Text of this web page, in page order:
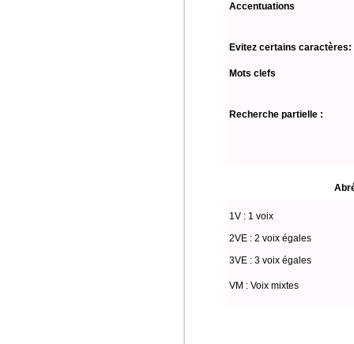
Accentuations
Evitez certains caractères:
Mots clefs
Recherche partielle :
1V : 1 voix
2VE : 2 voix égales
3VE : 3 voix égales
VM : Voix mixtes